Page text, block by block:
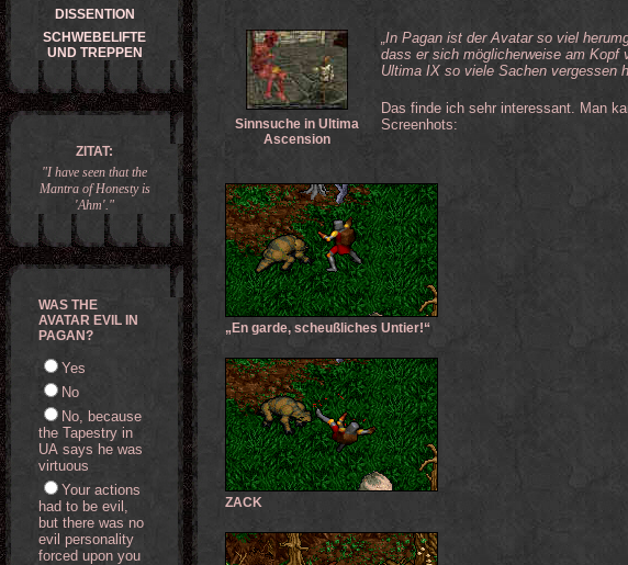
Sinnsuche in Ultima
Ascension
„In Pagan ist der Avatar so viel
dass er sich möglicherweise am Kopf
Ultima IX so viele Sachen vergessen
Das finde ich sehr interessant. Man
Screenhots:
„En garde, scheußliches Untier!“
ZACK
DISSENTION
SCHWEBELIFTE
UND TREPPEN
ZITAT:
"I have seen that the
Mantra of Honesty is
'Ahm'."
WAS THE
AVATAR EVIL IN
PAGAN?
Yes
No
No, because
the Tapestry in
UA says he was
virtuous
Your actions
had to be evil,
but there was no
evil personality
forced upon you